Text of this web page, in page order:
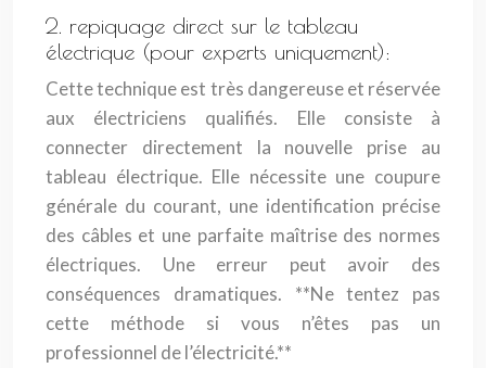
2. repiquage direct sur le tableau
électrique (pour experts uniquement):
Cette technique est très dangereuse et réservée
aux électriciens qualifiés. Elle consiste à
connecter directement la nouvelle prise au
tableau électrique. Elle nécessite une coupure
générale du courant, une identification précise
des câbles et une parfaite maîtrise des normes
électriques. Une erreur peut avoir des
conséquences dramatiques. **Ne tentez pas
cette méthode si vous n’êtes pas un
professionnel de l’électricité.**